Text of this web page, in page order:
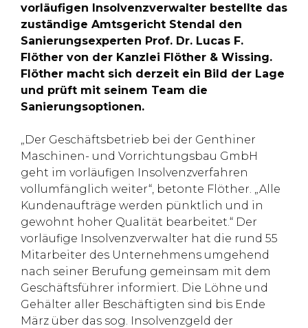
vorläufigen Insolvenzverwalter bestellte das
zuständige Amtsgericht Stendal den
Sanierungsexperten Prof. Dr. Lucas F.
Flöther von der Kanzlei Flöther & Wissing.
Flöther macht sich derzeit ein Bild der Lage
und prüft mit seinem Team die
Sanierungsoptionen.
„Der Geschäftsbetrieb bei der Genthiner
Maschinen- und Vorrichtungsbau GmbH
geht im vorläufigen Insolvenzverfahren
vollumfänglich weiter“, betonte Flöther. „Alle
Kundenaufträge werden pünktlich und in
gewohnt hoher Qualität bearbeitet.“ Der
vorläufige Insolvenzverwalter hat die rund 55
Mitarbeiter des Unternehmens umgehend
nach seiner Berufung gemeinsam mit dem
Geschäftsführer informiert. Die Löhne und
Gehälter aller Beschäftigten sind bis Ende
März über das sog. Insolvenzgeld der